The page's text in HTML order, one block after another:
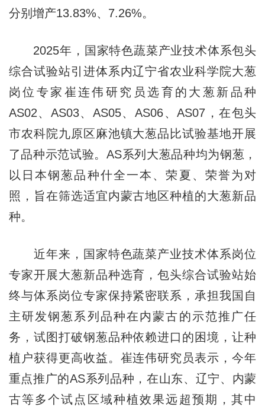
分别增产13.83%、7.26%。
2025年，国家特色蔬菜产业技术体系包头
综合试验站引进体系内辽宁省农业科学院大葱
岗位专家崔连伟研究员选育的大葱新品种
AS02、AS03、AS05、AS06、AS07，在包头
市农科院九原区麻池镇大葱品比试验基地开展
了品种示范试验。AS系列大葱品种均为钢葱，
以日本钢葱品种什全一本、荣夏、荣誉为对
照，旨在筛选适宜内蒙古地区种植的大葱新品
种。
近年来，国家特色蔬菜产业技术体系岗位
专家开展大葱新品种选育，包头综合试验站始
终与体系岗位专家保持紧密联系，承担我国自
主研发钢葱系列品种在内蒙古的示范推广任
务，试图打破钢葱品种依赖进口的困境，让种
植户获得更高收益。崔连伟研究员表示，今年
重点推广的AS系列品种，在山东、辽宁、内蒙
古等多个试点区域种植效果远超预期，其中